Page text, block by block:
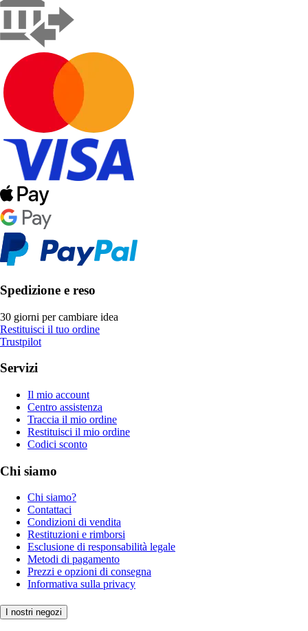
Spedizione e reso
30 giorni per cambiare idea
Restituisci il tuo ordine
Trustpilot
Servizi
Il mio account
Centro assistenza
Traccia il mio ordine
Restituisci il mio ordine
Codici sconto
Chi siamo
Chi siamo?
Contattaci
Condizioni di vendita
Restituzioni e rimborsi
Esclusione di responsabilità legale
Metodi di pagamento
Prezzi e opzioni di consegna
Informativa sulla privacy
I nostri negozi